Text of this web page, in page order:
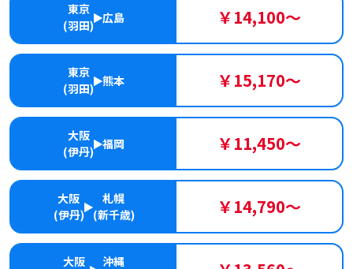
東京
(羽田)
広島 ￥14,100～
東京
(羽田)
熊本 ￥15,170～
大阪
(伊丹)
福岡 ￥11,450～
大阪
(伊丹)
札幌
(新千歳)
￥14,790～
大阪 沖縄